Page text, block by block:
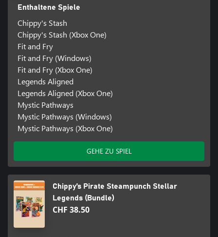
Enthaltene Spiele
Chippy's Stash
Chippy's Stash (Xbox One)
Fit and Fry
Fit and Fry (Windows)
Fit and Fry (Xbox One)
Legends Aligned
Legends Aligned (Xbox One)
Mystic Pathways
Mystic Pathways (Windows)
Mystic Pathways (Xbox One)
GEHE ZU SPIEL
Chippy’s Pirate Steampunch Stellar
Legends (Bundle)
CHF 38.50